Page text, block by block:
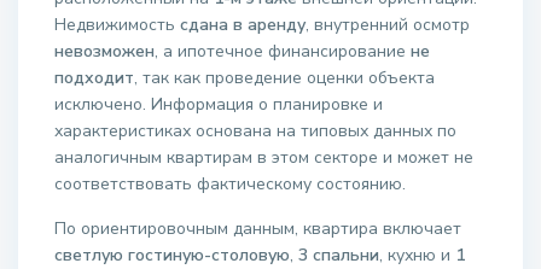
Недвижимостьсдана в аренду, внутренний осмотр
невозможен, а ипотечное финансированиене
подходит, так как проведение оценки объекта
исключено. Информация о планировке и
характеристиках основана на типовых данных по
аналогичным квартирам в этом секторе и может не
соответствовать фактическому состоянию.
По ориентировочным данным, квартира включает
светлую гостиную-столовую,3 спальни, кухню и 1